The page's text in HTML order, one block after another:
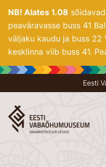
NB! Alates 1.08
peaväravasse buss 41
väljaku kaudu ja buss 22
kesklinna viib buss 41.
Eesti